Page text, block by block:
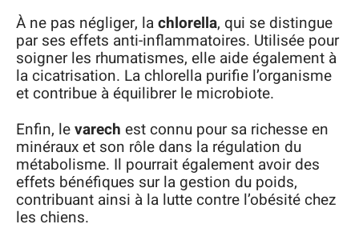
À ne pas négliger, lachlorella, qui se distingue
par ses effets anti-inflammatoires. Utilisée pour
soigner les rhumatismes, elle aide également à
la cicatrisation. La chlorella purifie l’organisme
et contribue à équilibrer le microbiote.
Enfin, levarech est connu pour sa richesse en
minéraux et son rôle dans la régulation du
métabolisme. Il pourrait également avoir des
effets bénéfiques sur la gestion du poids,
contribuant ainsi à la lutte contre l’obésité chez
les chiens.